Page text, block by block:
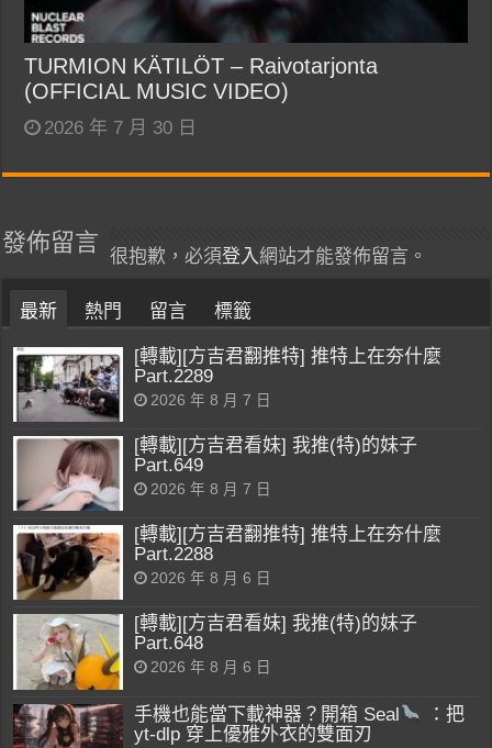
TURMION KÄTILÖT – Raivotarjonta
(OFFICIAL MUSIC VIDEO)
2026 年 7 月 30 日
發佈留言
很抱歉，必須登入網站才能發佈留言。
最新 熱門 留言 標籤
[轉載][方吉君翻推特] 推特上在夯什麼
Part.2289
2026 年 8 月 7 日
[轉載][方吉君看妹] 我推(特)的妹子
Part.649
2026 年 8 月 7 日
[轉載][方吉君翻推特] 推特上在夯什麼
Part.2288
2026 年 8 月 6 日
[轉載][方吉君看妹] 我推(特)的妹子
Part.648
2026 年 8 月 6 日
手機也能當下載神器？開箱 Seal
：把
yt-dlp 穿上優雅外衣的雙面刃